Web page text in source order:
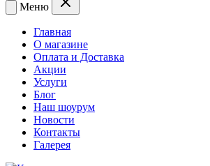
Меню
Главная
О магазине
Оплата и Доставка
Акции
Услуги
Блог
Наш шоурум
Новости
Контакты
Галерея